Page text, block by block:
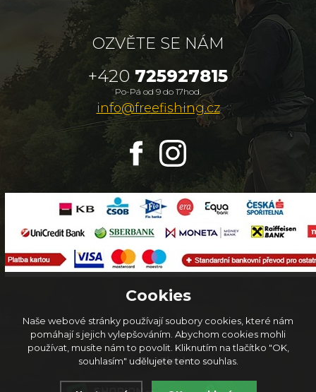
OZVĚTE SE NÁM
+420 725927815
Po-Pá od 9 do 17hod.
info@freefishing.cz
© 2026FreeFishing.cz
Cookies
Naše webové stránky používají soubory cookies, které nám
pomáhají s jejich vylepšováním. Abychom cookies mohli
používat, musíte nám to povolit. Kliknutím na tlačítko "OK,
souhlasím" udělujete tento souhlas.